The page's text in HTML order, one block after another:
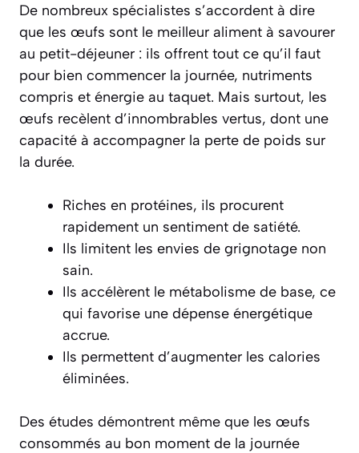
De nombreux spécialistes s’accordent à dire
que les œufs sont le meilleur aliment à savourer
au petit-déjeuner : ils offrent tout ce qu’il faut
pour bien commencer la journée, nutriments
compris et énergie au taquet. Mais surtout, les
œufs recèlent d’innombrables vertus, dont une
capacité à accompagner la perte de poids sur
la durée.
Riches en protéines, ils procurent
rapidement un sentiment de satiété.
Ils limitent les envies de grignotage non
sain.
Ils accélèrent le métabolisme de base, ce
qui favorise une dépense énergétique
accrue.
Ils permettent d’augmenter les calories
éliminées.
Des études démontrent même que les œufs
consommés au bon moment de la journée